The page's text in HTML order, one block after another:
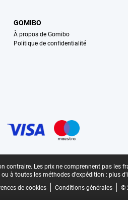
GOMIBO
À propos de Gomibo
Politique de confidentialité
contraire. Les prix ne comprennent pas les
à toutes les méthodes d'expédition : plus
de cookies Conditions générales ©